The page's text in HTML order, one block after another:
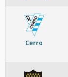
Cerro